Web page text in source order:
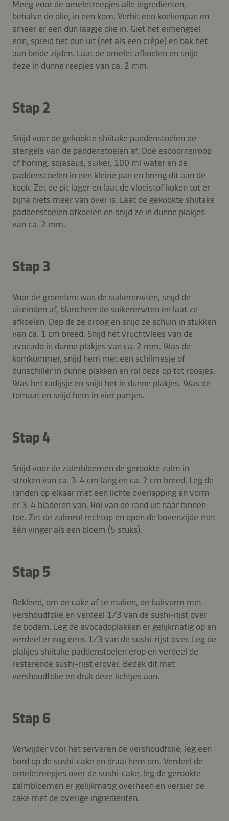
Meng voor de omeletreepjes alle ingrediënten,
behalve de olie, in een kom. Verhit een koekenpan en
smeer er een dun laagje olie in. Giet het eimengsel
erin, spreid het dun uit (net als een crêpe) en bak het
aan beide zijden. Laat de omelet afkoelen en snijd
deze in dunne reepjes van ca. 2 mm.
Stap 2
Snijd voor de gekookte shiitake paddenstoelen de
stengels van de paddenstoelen af. Doe esdoornsiroop
of honing, sojasaus, suiker, 100 ml water en de
paddenstoelen in een kleine pan en breng dit aan de
kook. Zet de pit lager en laat de vloeistof koken tot er
bijna niets meer van over is. Laat de gekookte shiitake
paddenstoelen afkoelen en snijd ze in dunne plakjes
van ca. 2 mm.
Stap 3
Voor de groenten: was de suikererwten, snijd de
uiteinden af, blancheer de suikererwten en laat ze
afkoelen. Dep de ze droog en snijd ze schuin in stukken
van ca. 1 cm breed. Snijd het vruchtvlees van de
avocado in dunne plakjes van ca. 2 mm. Was de
komkommer, snijd hem met een schilmesje of
dunschiller in dunne plakken en rol deze op tot roosjes.
Was het radijsje en snijd het in dunne plakjes. Was de
tomaat en snijd hem in vier partjes.
Stap 4
Snijd voor de zalmbloemen de gerookte zalm in
stroken van ca. 3-4 cm lang en ca. 2 cm breed. Leg de
randen op elkaar met een lichte overlapping en vorm
er 3-4 bladeren van. Rol van de rand uit naar binnen
toe. Zet de zalmrol rechtop en open de bovenzijde met
één vinger als een bloem (5 stuks).
Stap 5
Bekleed, om de cake af te maken, de bakvorm met
vershoudfolie en verdeel 1/3 van de sushi-rijst over
de bodem. Leg de avocadoplakken er gelijkmatig op en
verdeel er nog eens 1/3 van de sushi-rijst over. Leg de
plakjes shiitake paddenstoelen erop en verdeel de
resterende sushi-rijst erover. Bedek dit met
vershoudfolie en druk deze lichtjes aan.
Stap 6
Verwijder voor het serveren de vershoudfolie, leg een
bord op de sushi-cake en draai hem om. Verdeel de
omeletreepjes over de sushi-cake, leg de gerookte
zalmbloemen er gelijkmatig overheen en versier de
cake met de overige ingrediënten.